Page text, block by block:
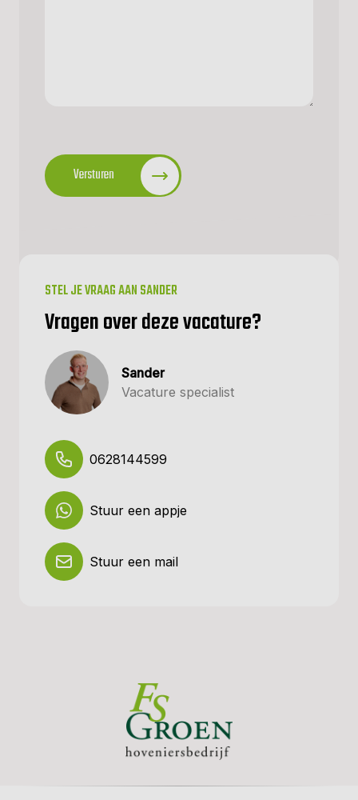
Versturen
STEL JE VRAAG AAN SANDER
Vragen over deze vacature?
Sander
Vacature specialist
0628144599
Stuur een appje
Stuur een mail